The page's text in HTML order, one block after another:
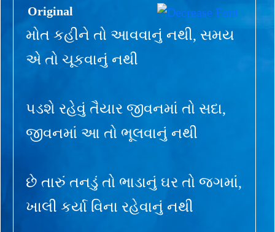
Original
મોત કહીને તો આવવાનું નથી, સમય
એ તો ચૂકવાનું નથી
પડશે રહેવું તૈયાર જીવનમાં તો સદા,
જીવનમાં આ તો ભૂલવાનું નથી
છે તારું તનડું તો ભાડાનું ઘર તો જગમાં,
ખાલી કર્યા વિના રહેવાનું નથી